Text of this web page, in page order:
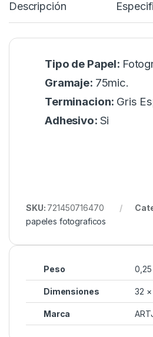
Descripción
Tipo de Papel:
Gramaje: 75mic.
Terminacion: Gris
Adhesivo: Si
SKU: 721450716470
papeles fotograficos
Peso
Dimensiones 32 ×
Marca